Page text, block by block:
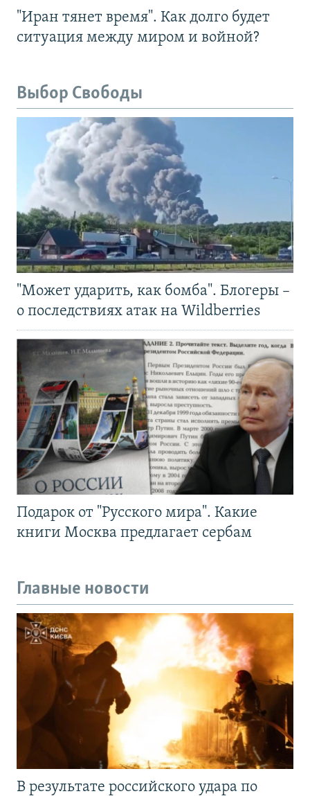
"Иран тянет время". Как долго будет
ситуация между миром и войной?
Выбор Свободы
"Может ударить, как бомба". Блогеры –
о последствиях атак на Wildberries
Подарок от "Русского мира". Какие
книги Москва предлагает сербам
Главные новости
В результате российского удара по